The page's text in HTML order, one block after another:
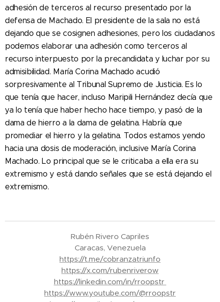
adhesión de terceros al recurso presentado por la
defensa de Machado. El presidente de la sala no está
dejando que se cosignen adhesiones, pero los ciudadanos
podemos elaborar una adhesión como terceros al
recurso interpuesto por la precandidata y luchar por su
admisibilidad. María Corina Machado acudió
sorpresivamente al Tribunal Supremo de Justicia. Es lo
que tenía que hacer, incluso Maripili Hernández decía que
ya lo tenía que haber hecho hace tiempo, y pasó de la
dama de hierro a la dama de gelatina. Habría que
promediar el hierro y la gelatina. Todos estamos yendo
hacia una dosis de moderación, inclusive María Corina
Machado. Lo principal que se le criticaba a ella era su
extremismo y está dando señales que se está dejando el
extremismo.
Rubén Rivero Capriles
Caracas, Venezuela
https://t.me/cobranzatriunfo
https://x.com/rubenriverow
https://linkedin.com/in/rroopstr
https://www.youtube.com/@rroopstr